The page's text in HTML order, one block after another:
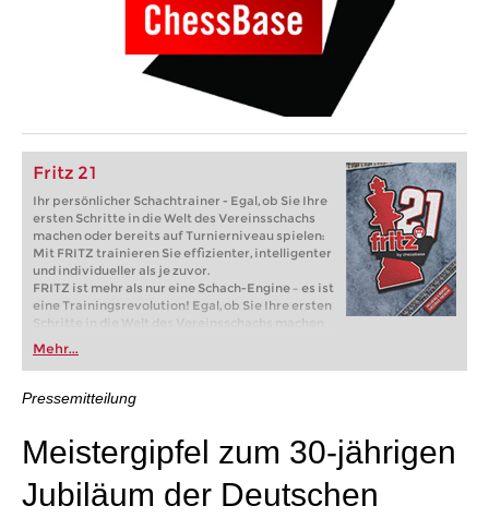
Fritz 21
Ihr persönlicher Schachtrainer - Egal, ob Sie Ihre
ersten Schritte in die Welt des Vereinsschachs
machen oder bereits auf Turnierniveau spielen:
Mit FRITZ trainieren Sie effizienter, intelligenter
und individueller als je zuvor.
FRITZ ist mehr als nur eine Schach-Engine – es ist
eine Trainingsrevolution! Egal, ob Sie Ihre ersten
Schritte in die Welt des Vereinsschachs machen
oder bereits auf Turnierniveau spielen: Mit
FRITZ trainieren Sie effizienter, intelligenter und
individueller als je zuvor.
Mehr...
Pressemitteilung
Meistergipfel zum 30-jährigen
Jubiläum der Deutschen